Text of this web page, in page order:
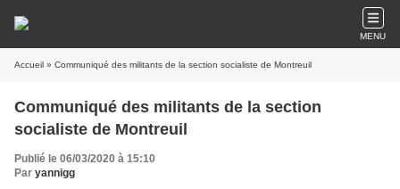
MENU
Accueil » Communiqué des militants de la section socialiste de Montreuil
Communiqué des militants de la section
socialiste de Montreuil
Publié le 06/03/2020 à 15:10
Par yannigg